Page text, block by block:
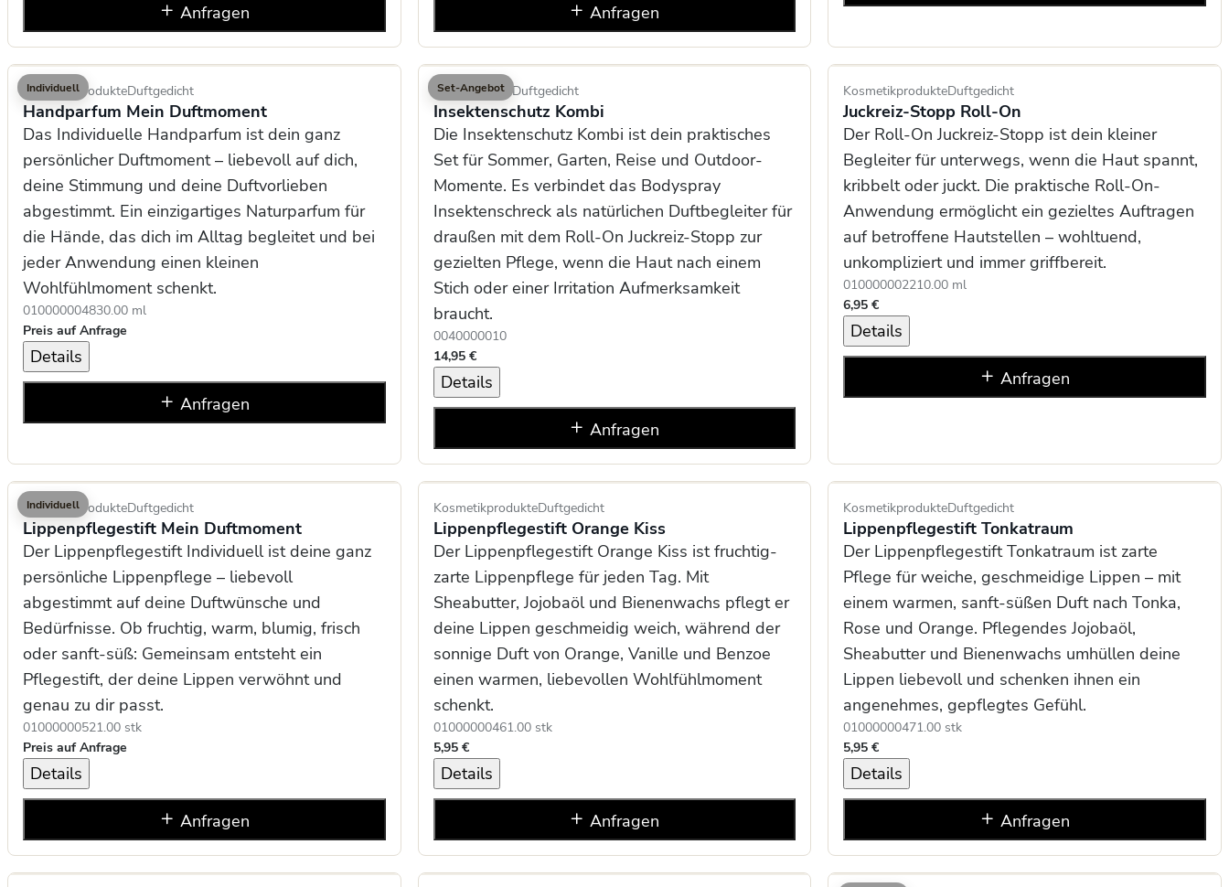
Anfragen Anfragen
Individuell
KosmetikprodukteDuftgedicht
Handparfum Mein Duftmoment
Das Individuelle Handparfum ist dein ganz
persönlicher Duftmoment – liebevoll auf dich,
deine Stimmung und deine Duftvorlieben
abgestimmt. Ein einzigartiges Naturparfum für
die Hände, das dich im Alltag begleitet und bei
jeder Anwendung einen kleinen
Wohlfühlmoment schenkt.
010000004830.00 ml
Preis auf Anfrage
Details
Anfragen
Set-Angebot
GeschenksetsDuftgedicht
Insektenschutz Kombi
Die Insektenschutz Kombi ist dein praktisches
Set für Sommer, Garten, Reise und Outdoor-
Momente. Es verbindet das Bodyspray
Insektenschreck als natürlichen Duftbegleiter für
draußen mit dem Roll-On Juckreiz-Stopp zur
gezielten Pflege, wenn die Haut nach einem
Stich oder einer Irritation Aufmerksamkeit
braucht.
0040000010
14,95 €
Details
Anfragen
KosmetikprodukteDuftgedicht
Juckreiz-Stopp Roll-On
Der Roll-On Juckreiz-Stopp ist dein kleiner
Begleiter für unterwegs, wenn die Haut spannt,
kribbelt oder juckt. Die praktische Roll-On-
Anwendung ermöglicht ein gezieltes Auftragen
auf betroffene Hautstellen – wohltuend,
unkompliziert und immer griffbereit.
010000002210.00 ml
6,95 €
Details
Anfragen
Individuell
KosmetikprodukteDuftgedicht
Lippenpflegestift Mein Duftmoment
Der Lippenpflegestift Individuell ist deine ganz
persönliche Lippenpflege – liebevoll
abgestimmt auf deine Duftwünsche und
Bedürfnisse. Ob fruchtig, warm, blumig, frisch
oder sanft-süß: Gemeinsam entsteht ein
Pflegestift, der deine Lippen verwöhnt und
genau zu dir passt.
01000000521.00 stk
Preis auf Anfrage
Details
Anfragen
KosmetikprodukteDuftgedicht
Lippenpflegestift Orange Kiss
Der Lippenpflegestift Orange Kiss ist fruchtig-
zarte Lippenpflege für jeden Tag. Mit
Sheabutter, Jojobaöl und Bienenwachs pflegt er
deine Lippen geschmeidig weich, während der
sonnige Duft von Orange, Vanille und Benzoe
einen warmen, liebevollen Wohlfühlmoment
schenkt.
01000000461.00 stk
5,95 €
Details
Anfragen
KosmetikprodukteDuftgedicht
Lippenpflegestift Tonkatraum
Der Lippenpflegestift Tonkatraum ist zarte
Pflege für weiche, geschmeidige Lippen – mit
einem warmen, sanft-süßen Duft nach Tonka,
Rose und Orange. Pflegendes Jojobaöl,
Sheabutter und Bienenwachs umhüllen deine
Lippen liebevoll und schenken ihnen ein
angenehmes, gepflegtes Gefühl.
01000000471.00 stk
5,95 €
Details
Anfragen